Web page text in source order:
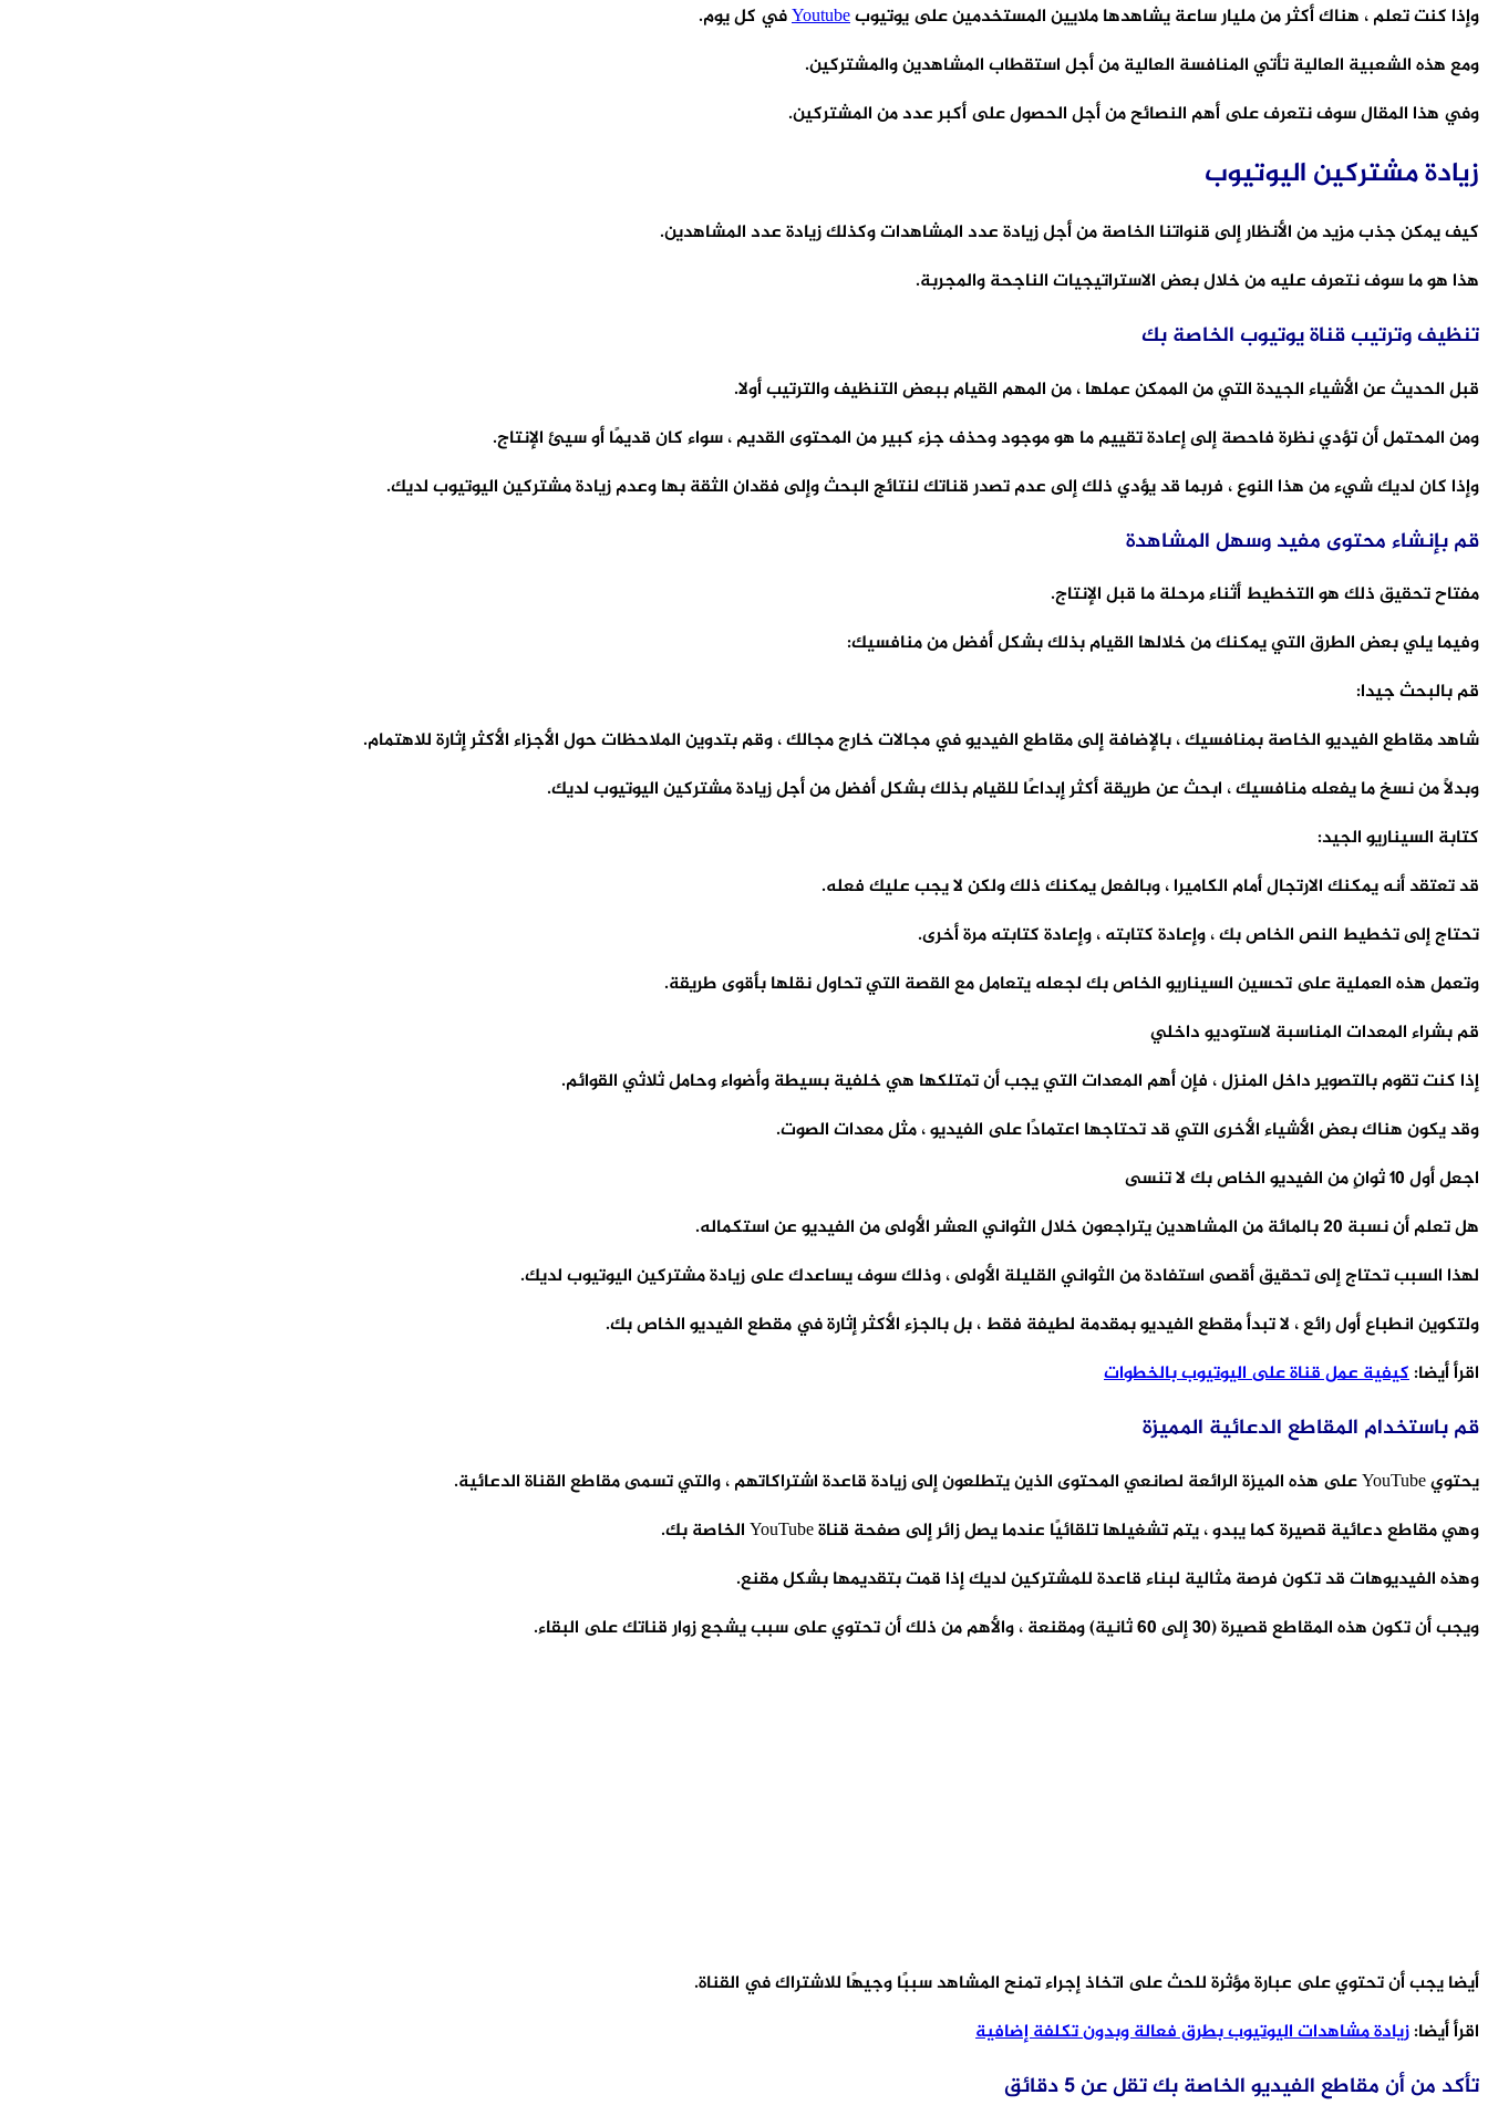
وإذا كنت تعلم ، هناك أكثر من مليار ساعة يشاهدها ملايين المستخدمين على يوتيوبYoutubeفي كل يوم.
ومع هذه الشعبية العالية تأتي المنافسة العالية من أجل استقطاب المشاهدين والمشتركين.
وفي هذا المقال سوف نتعرف على أهم النصائح من أجل الحصول على أكبر عدد من المشتركين.
زيادة مشتركين اليوتيوب
كيف يمكن جذب مزيد من الأنظار إلى قنواتنا الخاصة من أجل زيادة عدد المشاهدات وكذلك زيادة عدد المشاهدين.
هذا هو ما سوف نتعرف عليه من خلال بعض الاستراتيجيات الناجحة والمجربة.
تنظيف وترتيب قناة يوتيوب الخاصة بك
قبل الحديث عن الأشياء الجيدة التي من الممكن عملها ، من المهم القيام ببعض التنظيف والترتيب أولا.
ومن المحتمل أن تؤدي نظرة فاحصة إلى إعادة تقييم ما هو موجود وحذف جزء كبير من المحتوى القديم ، سواء كان قديمًا أو سيئ الإنتاج.
وإذا كان لديك شيء من هذا النوع ، فربما قد يؤدي ذلك إلى عدم تصدر قناتك لنتائج البحث وإلى فقدان الثقة بها وعدم زيادة مشتركين اليوتيوب لديك.
قم بإنشاء محتوى مفيد وسهل المشاهدة
مفتاح تحقيق ذلك هو التخطيط أثناء مرحلة ما قبل الإنتاج.
وفيما يلي بعض الطرق التي يمكنك من خلالها القيام بذلك بشكل أفضل من منافسيك:
قم بالبحث جيدا:
شاهد مقاطع الفيديو الخاصة بمنافسيك ، بالإضافة إلى مقاطع الفيديو في مجالات خارج مجالك ، وقم بتدوين الملاحظات حول الأجزاء الأكثر إثارة للاهتمام.
وبدلاً من نسخ ما يفعله منافسيك ، ابحث عن طريقة أكثر إبداعًا للقيام بذلك بشكل أفضل من أجل زيادة مشتركين اليوتيوب لديك.
كتابة السيناريو الجيد:
قد تعتقد أنه يمكنك الارتجال أمام الكاميرا ، وبالفعل يمكنك ذلك ولكن لا يجب عليك فعله.
تحتاج إلى تخطيط النص الخاص بك ، وإعادة كتابته ، وإعادة كتابته مرة أخرى.
وتعمل هذه العملية على تحسين السيناريو الخاص بك لجعله يتعامل مع القصة التي تحاول نقلها بأقوى طريقة.
قم بشراء المعدات المناسبة لاستوديو داخلي
إذا كنت تقوم بالتصوير داخل المنزل ، فإن أهم المعدات التي يجب أن تمتلكها هي خلفية بسيطة وأضواء وحامل ثلاثي القوائم.
وقد يكون هناك بعض الأشياء الأخرى التي قد تحتاجها اعتمادًا على الفيديو ، مثل معدات الصوت.
اجعل أول 10 ثوانٍ من الفيديو الخاص بك لا تنسى
هل تعلم أن نسبة 20 بالمائة من المشاهدين يتراجعون خلال الثواني العشر الأولى من الفيديو عن استكماله.
لهذا السبب تحتاج إلى تحقيق أقصى استفادة من الثواني القليلة الأولى ، وذلك سوف يساعدك على زيادة مشتركين اليوتيوب لديك.
ولتكوين انطباع أول رائع ، لا تبدأ مقطع الفيديو بمقدمة لطيفة فقط ، بل بالجزء الأكثر إثارة في مقطع الفيديو الخاص بك.
اقرأ أيضا:كيفية عمل قناة على اليوتيوب بالخطوات
قم باستخدام المقاطع الدعائية المميزة
يحتوي YouTube على هذه الميزة الرائعة لصانعي المحتوى الذين يتطلعون إلى زيادة قاعدة اشتراكاتهم ، والتي تسمى مقاطع القناة الدعائية.
وهي مقاطع دعائية قصيرة كما يبدو ، يتم تشغيلها تلقائيًا عندما يصل زائر إلى صفحة قناة YouTube الخاصة بك.
وهذه الفيديوهات قد تكون فرصة مثالية لبناء قاعدة للمشتركين لديك إذا قمت بتقديمها بشكل مقنع.
ويجب أن تكون هذه المقاطع قصيرة (30 إلى 60 ثانية) ومقنعة ، والأهم من ذلك أن تحتوي على سبب يشجع زوار قناتك على البقاء.
أيضا يجب أن تحتوي على عبارة مؤثرة للحث على اتخاذ إجراء تمنح المشاهد سببًا وجيهًا للاشتراك في القناة.
اقرأ أيضا:زيادة مشاهدات اليوتيوب بطرق فعالة وبدون تكلفة إضافية
تأكد من أن مقاطع الفيديو الخاصة بك تقل عن 5 دقائق